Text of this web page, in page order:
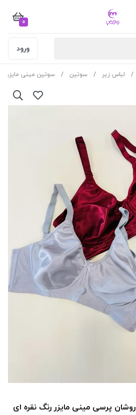
0
ورود
لباس زیر سوتین سوتین مینی مایزر
سوتین بدون فنر 4044 روشان پرسی مینی مایزر رنگ نقره ای